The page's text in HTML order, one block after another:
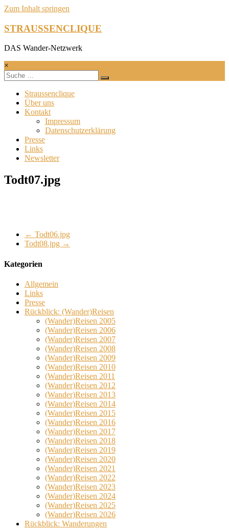
Zum Inhalt springen
STRAUSSENCLIQUE
DAS Wander-Netzwerk
×
Straussenclique
Über uns
Kontakt
Impressum
Datenschutzerklärung
Presse
Links
Newsletter
Todt07.jpg
← Todt06.jpg
Todt08.jpg →
Kategorien
Allgemein
Links
Presse
Rückblick: (Wander)Reisen
(Wander)Reisen 2005
(Wander)Reisen 2006
(Wander)Reisen 2007
(Wander)Reisen 2008
(Wander)Reisen 2009
(Wander)Reisen 2010
(Wander)Reisen 2011
(Wander)Reisen 2012
(Wander)Reisen 2013
(Wander)Reisen 2014
(Wander)Reisen 2015
(Wander)Reisen 2016
(Wander)Reisen 2017
(Wander)Reisen 2018
(Wander)Reisen 2019
(Wander)Reisen 2020
(Wander)Reisen 2021
(Wander)Reisen 2022
(Wander)Reisen 2023
(Wander)Reisen 2024
(Wander)Reisen 2025
(Wander)Reisen 2026
Rückblick: Wanderungen